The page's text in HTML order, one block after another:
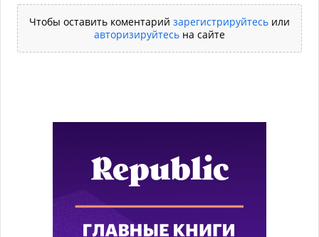
Чтобы оставить коментарий зарегистрируйтесь или
авторизируйтесь на сайте